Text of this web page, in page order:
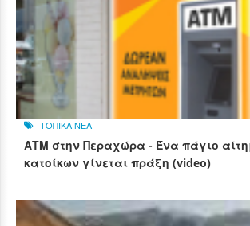
ΤΟΠΙΚΑ ΝΕΑ
ΑΤΜ στην Περαχώρα - Ένα πάγιο
κατοίκων γίνεται πράξη (video)